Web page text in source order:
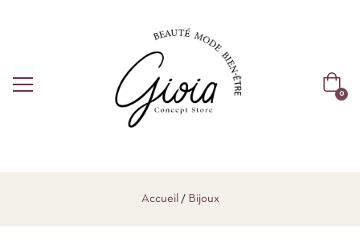
0
Accueil Bijoux